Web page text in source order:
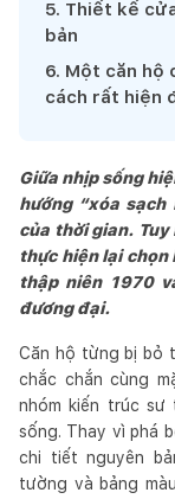
5. Thiết kế
bản
6. Một căn hộ
cách rất hiện
Giữa nhịp sống
hướng “xóa
của thời gian. Tuy
thực hiện lại
thập niên 1970
đương đại.
Căn hộ từng bị bỏ
chắc chắn cùng
nhóm kiến trúc sư
sống. Thay vì phá
chi tiết nguyên
tường và bảng